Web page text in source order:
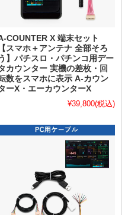
COUNTER X 端末セット
【スマホ＋アンテナ 全部そろ
】パチスロ・パチンコ用デー
カウンター 実機の差枚・回
数をスマホに表示 A-カウン
ーX・エーカウンターX
¥39,800(税込)